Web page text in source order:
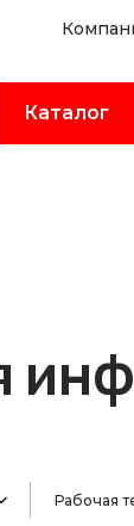
Каталог
Рабочая